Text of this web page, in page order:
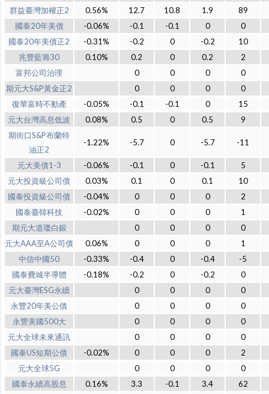
群益臺灣加權正2
0.56% 12.7 10.8 1.9
89
國泰20年美債
-0.06% -0.1 -0.1 0
0
國泰20年美債正2
-0.31% -0.2 0 -0.2
10
兆豐藍籌30
0.10% 0.2 0 0.2
2
富邦公司治理
0 0 0
0
期元大S&P黃金正2
0 0 0
0
復華富時不動產
-0.05% -0.1 -0.1 0
15
元大台灣高息低波
0.08% 0.5 0 0.5
9
期街口S&P布蘭特
油正2
-1.22% -5.7 0 -5.7 -11
元大美債1-3 -0.06% -0.1 0 -0.1
5
元大投資級公司債
0.03% 0.1 0 0.1
10
國泰投資級公司債
-0.04% 0 0 0
2
國泰臺韓科技
-0.02% 0 0 0
1
期元大道瓊白銀
0 0 0
0
元大AAA至A公司債
0.06% 0 0 0
1
中信中國50
-0.33% -0.4 0 -0.4
-5
國泰費城半導體
-0.18% -0.2 0 -0.2
0
元大臺灣ESG永續
0 0 0
0
永豐20年美公債
0 0 0
0
永豐美國500大
0 0 0
0
元大全球未來通訊
0 0 0
0
國泰US短期公債
-0.02% 0 0 0
2
元大全球5G
0 0 0
0
國泰永續高股息
0.16% 3.3 -0.1 3.4
62